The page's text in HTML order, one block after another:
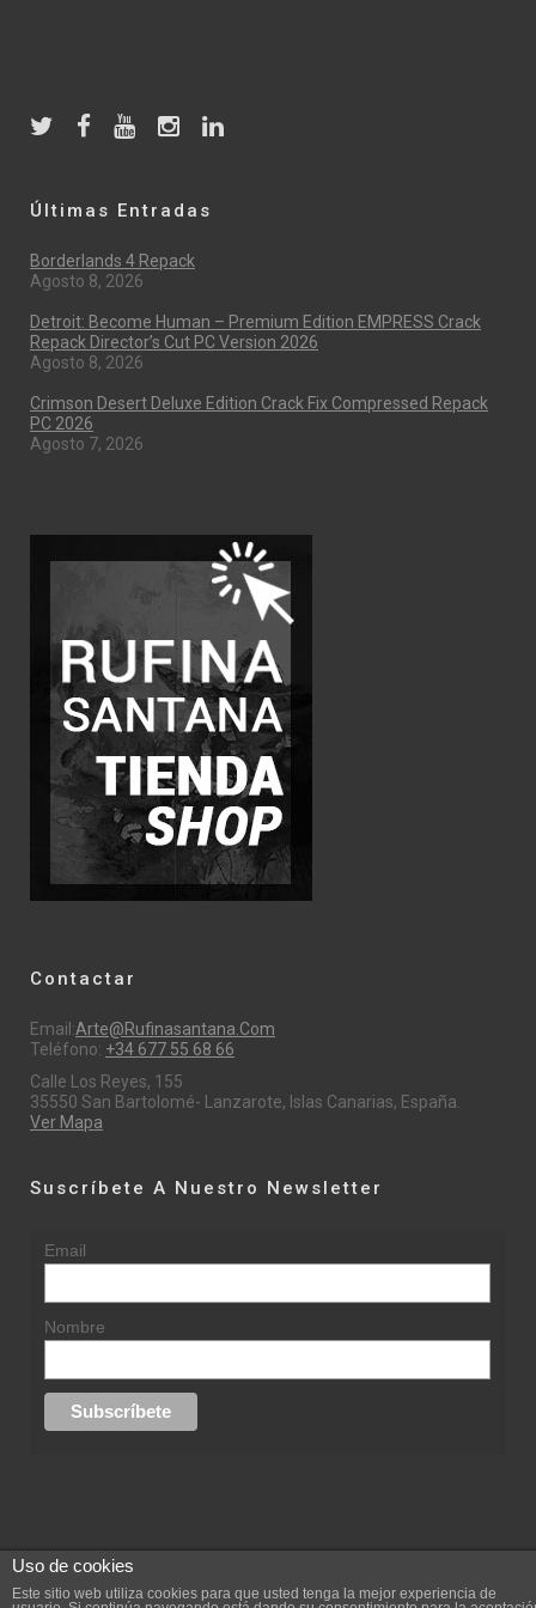
Últimas Entradas
Borderlands 4 Repack
Agosto 8, 2026
Detroit: Become Human – Premium Edition EMPRESS Crack
Repack Director’s Cut PC Version 2026
Agosto 8, 2026
Crimson Desert Deluxe Edition Crack Fix Compressed Repack
PC 2026
Agosto 7, 2026
Contactar
Email:Arte@rufinasantana.com
Teléfono: +34 677 55 68 66
Calle Los Reyes, 155
35550 San Bartolomé- Lanzarote, Islas Canarias, España.
Ver Mapa
Suscríbete A Nuestro Newsletter
Email
Nombre
Uso de cookies
Este sitio web utiliza cookies para que usted tenga la mejor experiencia de